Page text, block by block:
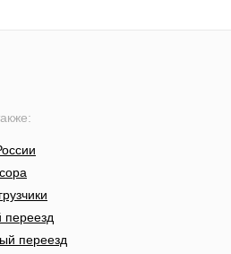
переезд